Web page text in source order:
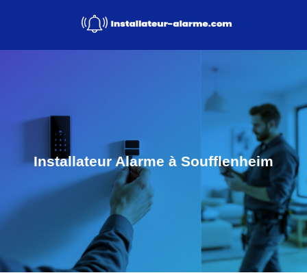
Installateur Alarme à Soufflenheim